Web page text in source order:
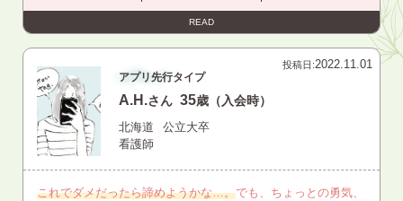
READ
投稿日:2022.11.01
アプリ先行タイプ
A.H.さん 35歳（入会時）
北海道
公立大卒
看護師
これでダメだったら諦めようかな…。でも、ちょっとの勇気、